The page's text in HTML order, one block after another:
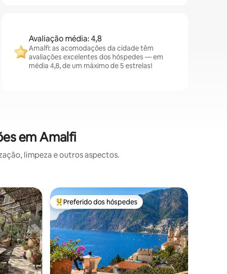
Avaliação média: 4,8
Amalfi: as acomodações da cidade têm
avaliações excelentes dos hóspedes — em
média 4,8, de um máximo de 5 estrelas!
em Amalfi
limpeza e outros aspectos.
hóspedes Entre os melhores preferidos dos hóspedes
Preferido dos hóspedes